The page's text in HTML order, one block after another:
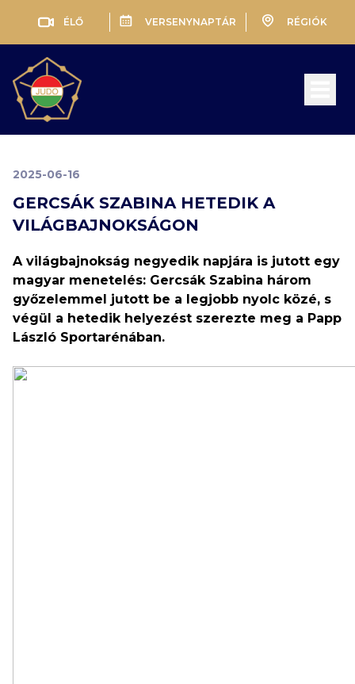
ÉLŐ VERSENYNAPTÁR RÉGIÓK
2025-06-16
GERCSÁK SZABINA HETEDIK A
VILÁGBAJNOKSÁGON
A világbajnokság negyedik napjára is jutott egy
magyar menetelés: Gercsák Szabina három
győzelemmel jutott be a legjobb nyolc közé, s
végül a hetedik helyezést szerezte meg a Papp
László Sportarénában.